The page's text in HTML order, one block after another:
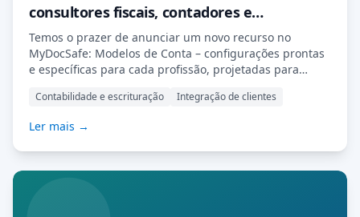
consultores fiscais, contadores e
consultores financeiros independentes.
Temos o prazer de anunciar um novo recurso no
MyDocSafe: Modelos de Conta – configurações prontas
e específicas para cada profissão, projetadas para
prestar serviços com mais eficiência e receber
Os Modelos de Conta são espaços de trabalho pré-
configurados do MyDocSafe, adaptados às
Contabilidade e escrituração Integração de clientes
Ler mais →